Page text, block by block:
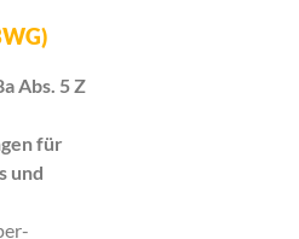
Abs. 5 Z
für
und